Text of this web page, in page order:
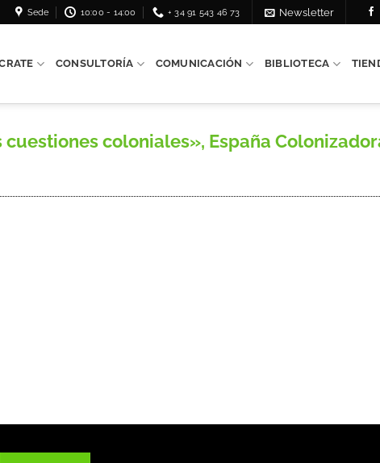
Sede 10:00 - 14:00 + 34 91 543 46 73 Newsletter
CONSULTORÍA COMUNICACIÓN BIBLIOTECA
cuestiones coloniales», España